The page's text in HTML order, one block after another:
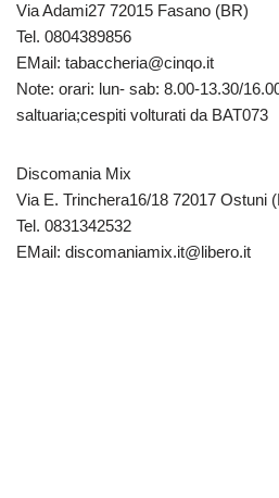
Via Adami27 72015 Fasano (BR)
Tel. 0804389856
EMail: tabaccheria@cinqo.it
Note: orari: lun- sab: 8.00-13.30/
saltuaria;cespiti volturati da BAT073
Discomania Mix
Via E. Trinchera16/18 72017 Ostuni
Tel. 0831342532
EMail: discomaniamix.it@libero.it